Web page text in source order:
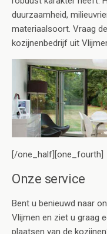
duurzaamheid,
materiaalsoort. Vraag
kozijnenbedrijf uit
[/one_half][one_fourth]
Onze service
Bent u benieuwd naar
Vlijmen en ziet u graag
plaatsen van de